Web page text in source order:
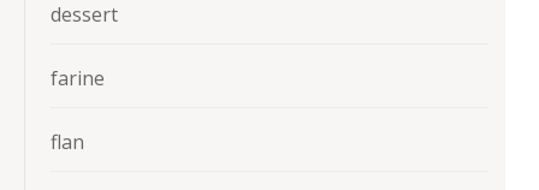
dessert
farine
flan